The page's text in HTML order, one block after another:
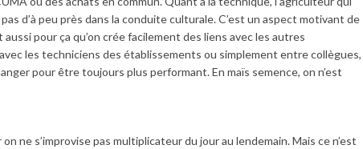
d’à peu près dans la conduite culturale. C’est un aspect motivant de
pour ça qu’on crée facilement des liens avec les autres
les techniciens des établissements ou simplement entre collègues,
pour être toujours plus performant. En maïs semence, on n’est
ne s’improvise pas multiplicateur du jour au lendemain. Mais ce n’est